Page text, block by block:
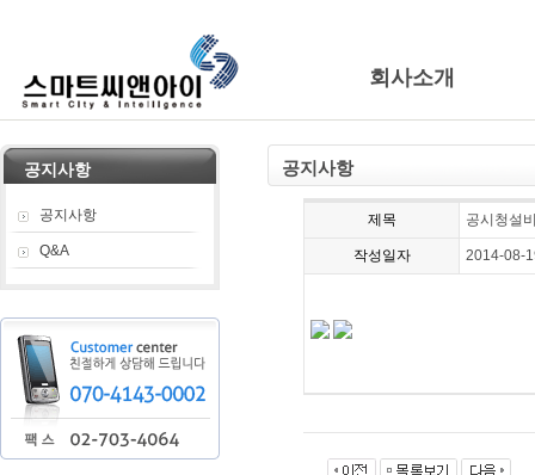
회사소개
공지사항
공지사항
Q&A
공지사항
제목 공시청설
작성일자 2014-08-